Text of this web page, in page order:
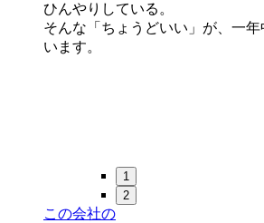
ひんやりしている。
そんな「ちょうどいい」が、一
います。
1
2
この会社の